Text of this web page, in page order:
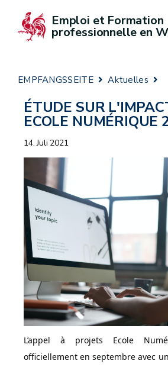
Emploi et Formation
professionnelle en
EMPFANGSSEITE Aktuelles
ÉTUDE SUR
ECOLE NUMÉRIQUE
14. Juli 2021
L’appel à projets Ecole
officiellement en septembre avec